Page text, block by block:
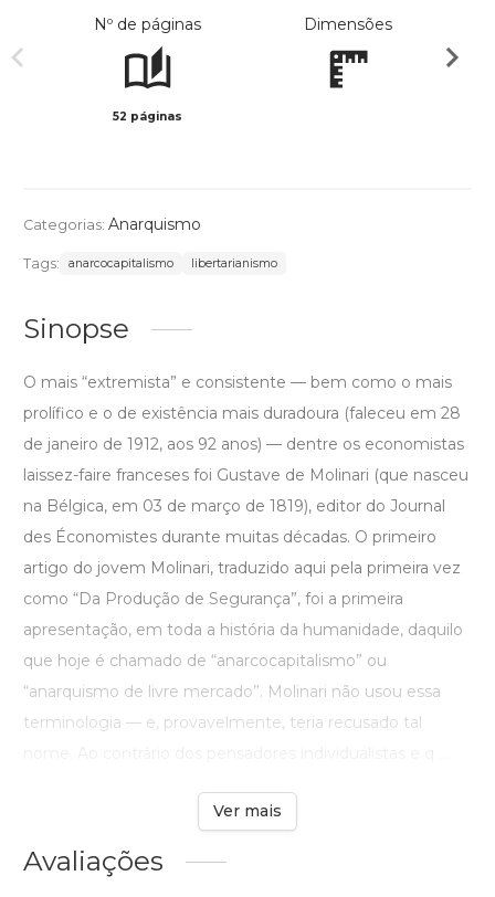
Nº de páginas
52 páginas
Dimensões
Categorias: Anarquismo
Tags: anarcocapitalismo libertarianismo
Sinopse
O mais “extremista” e consistente — bem como o mais
prolífico e o de existência mais duradoura (faleceu em 28
de janeiro de 1912, aos 92 anos) — dentre os economistas
laissez-faire franceses foi Gustave de Molinari (que nasceu
na Bélgica, em 03 de março de 1819), editor do Journal
des Économistes durante muitas décadas. O primeiro
artigo do jovem Molinari, traduzido aqui pela primeira vez
como “Da Produção de Segurança”, foi a primeira
apresentação, em toda a história da humanidade, daquilo
que hoje é chamado de “anarcocapitalismo” ou
“anarquismo de livre mercado”. Molinari não usou essa
terminologia — e, provavelmente, teria recusado tal
Ver mais
Avaliações